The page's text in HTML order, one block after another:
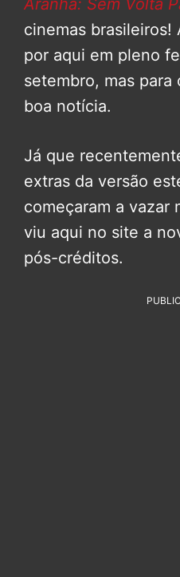
Aranha: Sem Volta
cinemas brasileiros!
por aqui em pleno
setembro, mas para
boa notícia.
Já que
extras da versão
começaram a vazar
viu aqui no site a
pós-créditos.